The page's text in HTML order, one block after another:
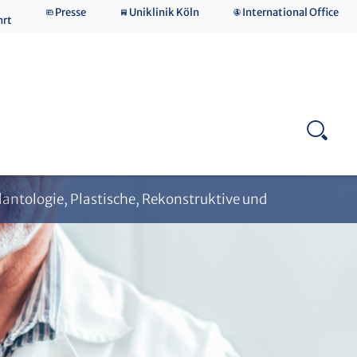
Presse Uniklinik Köln International Office
Plastische, Rekonstruktive und